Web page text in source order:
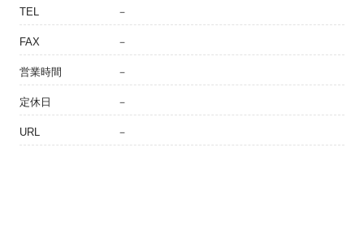
TEL －
FAX －
営業時間 －
定休日 －
URL －